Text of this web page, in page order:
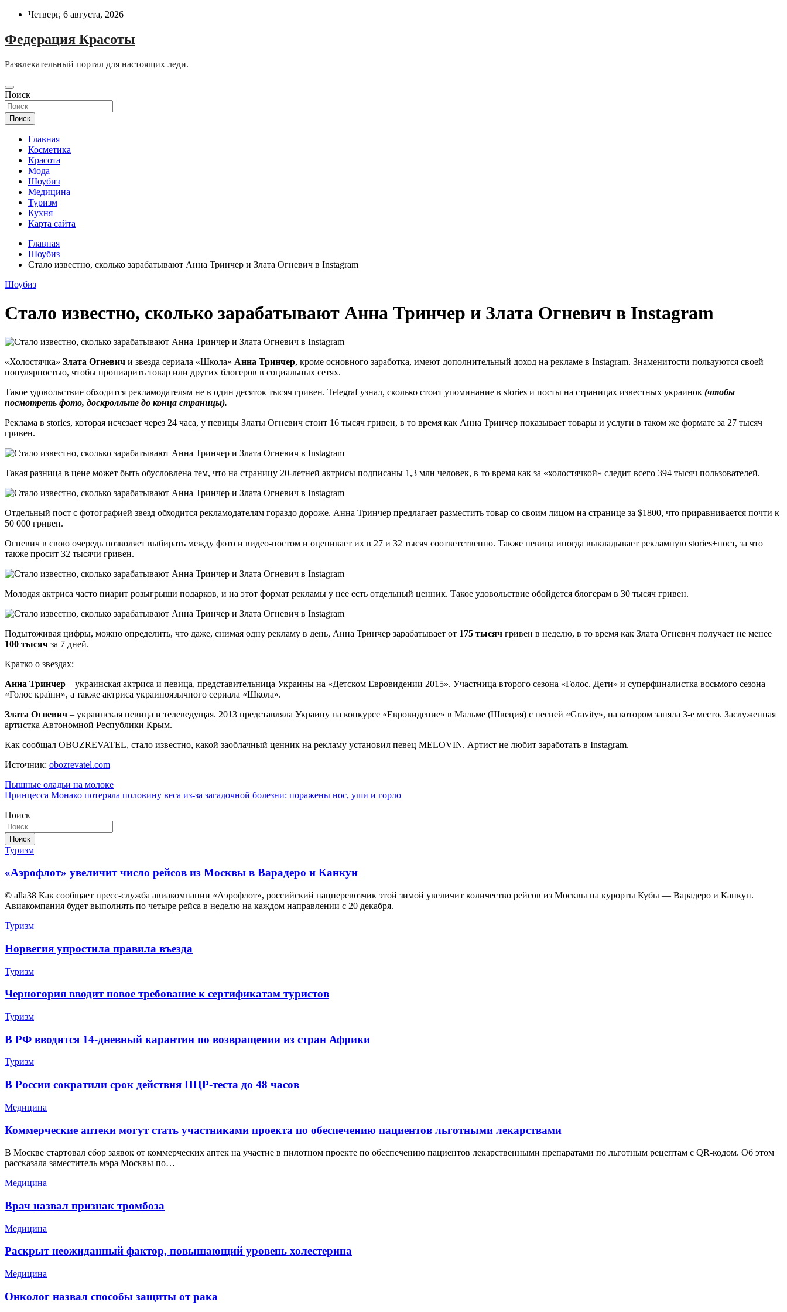
Перейти
содержимому
Четверг, 6 августа, 2026
Федерация Красоты
Развлекательный портал для настоящих леди.
Поиск
Поиск
Главная
Косметика
Красота
Мода
Шоубиз
Медицина
Туризм
Кухня
Карта сайта
Главная
Шоубиз
Стало известно, сколько зарабатывают Анна Тринчер и Злата Огневич в Instagram
Шоубиз
Стало известно, сколько зарабатывают Анна Тринчер и Злата Огневич в Instagram
«Холостячка» Злата Огневич и звезда сериала «Школа» Анна Тринчер, кроме основного заработка, имеют дополнительный доход на рекламе в Instagram. Знаменитости пользуются своей
популярностью, чтобы пропиарить товар или других блогеров в социальных сетях.
Такое удовольствие обходится рекламодателям не в один десяток тысяч гривен. Telegraf узнал, сколько стоит упоминание в stories и посты на страницах известных украинок (чтобы
посмотреть фото, доскролльте до конца страницы).
Реклама в stories, которая исчезает через 24 часа, у певицы Златы Огневич стоит 16 тысяч гривен, в то время как Анна Тринчер показывает товары и услуги в таком же формате за 27 тысяч
гривен.
Такая разница в цене может быть обусловлена тем, что на страницу 20-летней актрисы подписаны 1,3 млн человек, в то время как за «холостячкой» следит всего 394 тысяч пользователей.
Отдельный пост с фотографией звезд обходится рекламодателям гораздо дороже. Анна Тринчер предлагает разместить товар со своим лицом на странице за $1800, что приравнивается почти к
50 000 гривен.
Огневич в свою очередь позволяет выбирать между фото и видео-постом и оценивает их в 27 и 32 тысяч соответственно. Также певица иногда выкладывает рекламную stories+пост, за что
также просит 32 тысячи гривен.
Молодая актриса часто пиарит розыгрыши подарков, и на этот формат рекламы у нее есть отдельный ценник. Такое удовольствие обойдется блогерам в 30 тысяч гривен.
Подытоживая цифры, можно определить, что даже, снимая одну рекламу в день, Анна Тринчер зарабатывает от 175 тысяч гривен в неделю, в то время как Злата Огневич получает не менее
100 тысяч за 7 дней.
Кратко о звездах:
Анна Тринчер – украинская актриса и певица, представительница Украины на «Детском Евровидении 2015». Участница второго сезона «Голос. Дети» и суперфиналистка восьмого сезона
«Голос країни», а также актриса украиноязычного сериала «Школа».
Злата Огневич – украинская певица и телеведущая. 2013 представляла Украину на конкурсе «Евровидение» в Мальме (Швеция) с песней «Gravity», на котором заняла 3-е место. Заслуженная
артистка Автономной Республики Крым.
Как сообщал OBOZREVATEL, стало известно, какой заоблачный ценник на рекламу установил певец MELOVIN. Артист не любит заработать в Instagram.
Источник: obozrevatel.com
Навигация
по
записям
Пышные оладьи на молоке
Принцесса Монако потеряла половину веса из-за загадочной болезни: поражены нос, уши и горло
Поиск
Поиск
Туризм
«Аэрофлот» увеличит число рейсов из Москвы в Варадеро и Канкун
© alla38 Как сообщает пресс-служба авиакомпании «Аэрофлот», российский нацперевозчик этой зимой увеличит количество рейсов из Москвы на курорты Кубы — Варадеро и Канкун.
Авиакомпания будет выполнять по четыре рейса в неделю на каждом направлении с 20 декабря.
Туризм
Норвегия упростила правила въезда
Туризм
Черногория вводит новое требование к сертификатам туристов
Туризм
В РФ вводится 14-дневный карантин по возвращении из стран Африки
Туризм
В России сократили срок действия ПЦР-теста до 48 часов
Медицина
Коммерческие аптеки могут стать участниками проекта по обеспечению пациентов льготными лекарствами
В Москве стартовал сбор заявок от коммерческих аптек на участие в пилотном проекте по обеспечению пациентов лекарственными препаратами по льготным рецептам с QR-кодом. Об этом
рассказала заместитель мэра Москвы по…
Медицина
Врач назвал признак тромбоза
Медицина
Раскрыт неожиданный фактор, повышающий уровень холестерина
Медицина
Онколог назвал способы защиты от рака